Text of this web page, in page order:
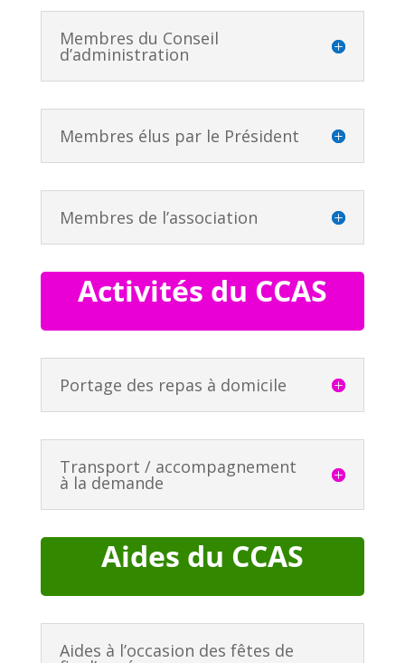
Membres du Conseil
d’administration
Membres élus par le Président
Membres de l’association
Activités du CCAS
Portage des repas à domicile
Transport / accompagnement
à la demande
Aides du CCAS
Aides à l’occasion des fêtes de